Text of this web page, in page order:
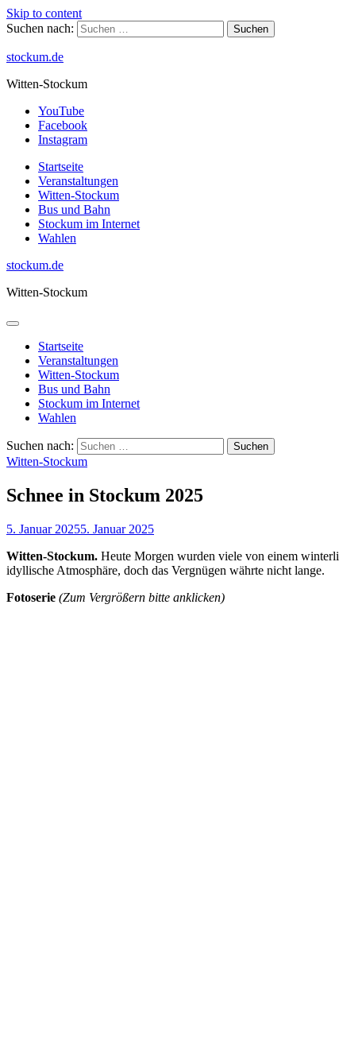
Skip to content
Suchen nach:
stockum.de
Witten-Stockum
YouTube
Facebook
Instagram
Startseite
Veranstaltungen
Witten-Stockum
Bus und Bahn
Stockum im Internet
Wahlen
stockum.de
Witten-Stockum
Startseite
Veranstaltungen
Witten-Stockum
Bus und Bahn
Stockum im Internet
Wahlen
Suchen nach:
Witten-Stockum
Schnee in Stockum 2025
5. Januar 20255. Januar 2025
Witten-Stockum. Heute Morgen wurden viele von einem
idyllische Atmosphäre, doch das Vergnügen währte nicht lange.
Fotoserie (Zum Vergrößern bitte anklicken)